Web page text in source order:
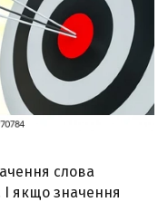
слова
І якщо значення